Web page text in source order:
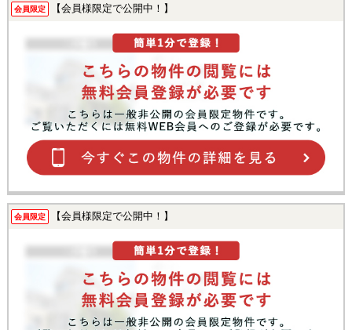
会員限定 【会員様限定で公開中！】
会員限定 【会員様限定で公開中！】